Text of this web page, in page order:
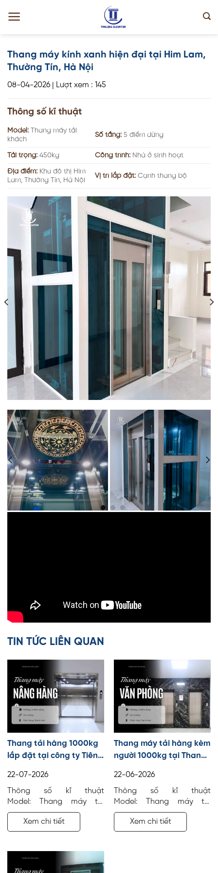
Thang máy kính xanh hiện đại tại Him Lam,
Thường Tín, Hà Nội
08-04-2026 | Lượt xem : 145
Thông số kĩ thuật
Model: Thang máy tải
khách
Số tầng: 5 điểm dừng
Tải trọng: 450kg Công trình: Nhà ở sinh hoạt
Địa điểm: Khu đô thị Him
Lam, Thường Tín, Hà Nội
Vị trí lắp đặt: Cạnh thang bộ
TIN TỨC LIÊN QUAN
Thang tải hàng 1000kg
lắp đặt tại công ty Tiên
22-07-2026
Thông số kĩ thuật
Model: Thang máy tải
hàng Số tầng: 3 điểm dừng
Tải trọng: 1000 kg Công
trình: Văn phòng Địa điểm:
Xem chi tiết
Thang máy tải hàng kèm
người 1000kg tại Thanh
22-06-2026
Thông số kĩ thuật
Model: Thang máy tải
khách Số tầng: 5 điểm
dừng Tải trọng: 1000 kg
Công trình: Văn phòng Địa
Xem chi tiết